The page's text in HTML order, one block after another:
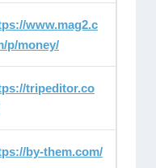
www.mag2.c
p/money/
tripeditor.co
by-them.com/